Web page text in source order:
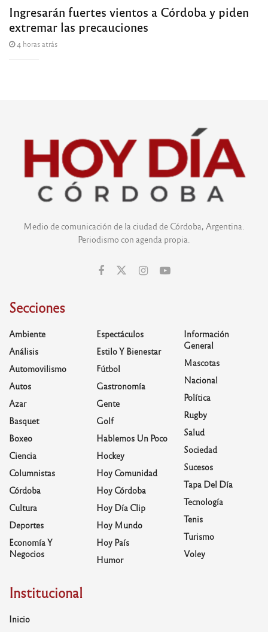
Ingresarán fuertes vientos a Córdoba y piden
extremar las precauciones
4 horas atrás
Medio de comunicación de la ciudad de Córdoba, Argentina.
Periodismo con agenda propia.
Secciones
Ambiente
Análisis
Automovilismo
Autos
Azar
Basquet
Boxeo
Ciencia
Columnistas
Córdoba
Cultura
Deportes
Economía Y
Negocios
Espectáculos
Estilo Y Bienestar
Fútbol
Gastronomía
Gente
Golf
Hablemos Un Poco
Hockey
Hoy Comunidad
Hoy Córdoba
Hoy Día Clip
Hoy Mundo
Hoy País
Humor
Información
General
Mascotas
Nacional
Política
Rugby
Salud
Sociedad
Sucesos
Tapa Del Día
Tecnología
Tenis
Turismo
Voley
Institucional
Inicio